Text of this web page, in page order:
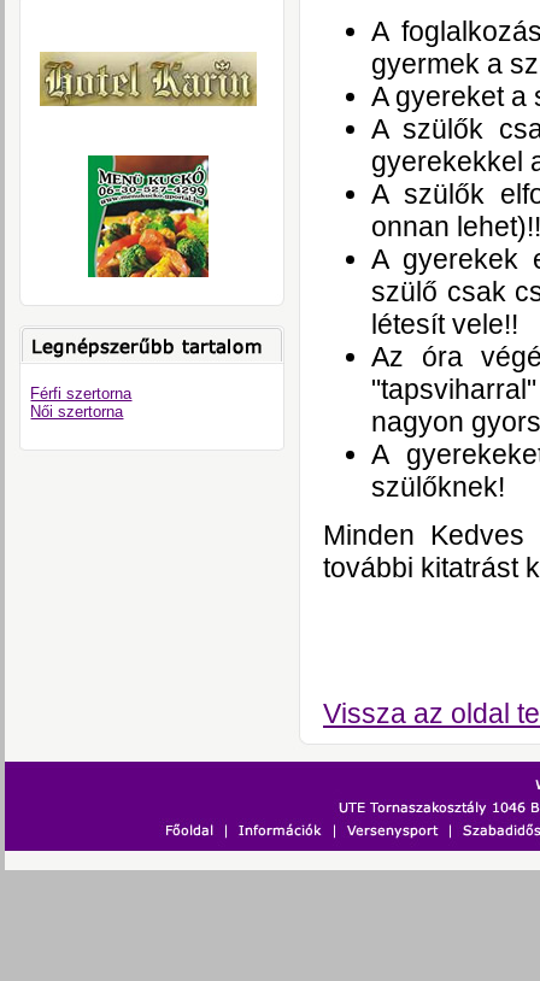
Férfi szertorna
Női szertorna
A
gyermek a
A gyereket a
A szülők
gyerekekkel
A szülők
onnan lehet)!!
A gyerekek
szülő csak
létesít vele!!
Az óra
nagyon
A
szülőknek!
Minden
további kitatrást
Vissza az oldal